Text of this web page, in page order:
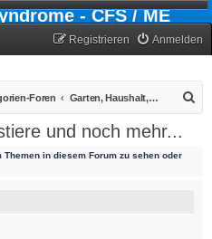
- CFS / ME
Anmelden
Registrieren
Foren Garten, Haushalt, Haustiere und noch mehr...
und noch mehr...
in diesem Forum zu sehen oder